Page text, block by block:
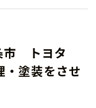
市 トヨタ
塗装をさせ